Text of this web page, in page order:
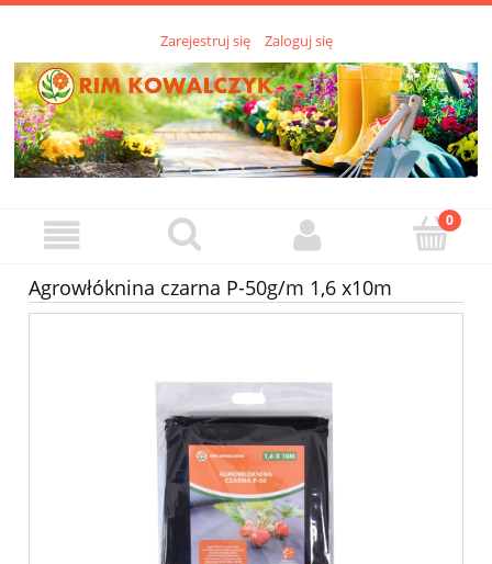
Zarejestruj się Zaloguj się
Agrowłóknina czarna P-50g/m 1,6 x10m